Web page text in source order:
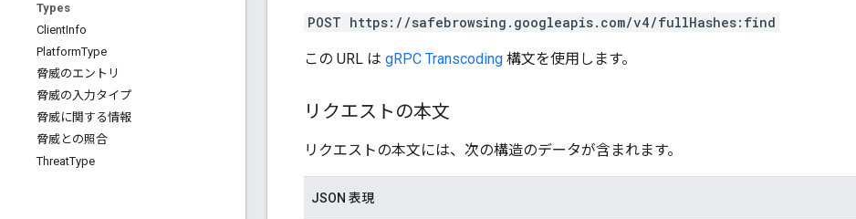
Types
ClientInfo
PlatformType
脅威のエントリ
脅威の入力タイプ
脅威に関する情報
脅威との照合
ThreatType
POST https://safebrowsing.googleapis.com/v4/fullHashes:find
この URL は gRPC Transcoding 構文を使用します。
リクエストの本文
リクエストの本文には、次の構造のデータが含まれます。
JSON 表現